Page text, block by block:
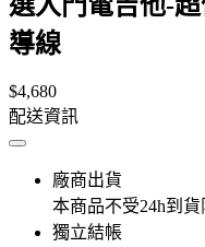
導線
$4,680
配送資訊
廠商出貨
本商品不受24h到貨
獨立結帳